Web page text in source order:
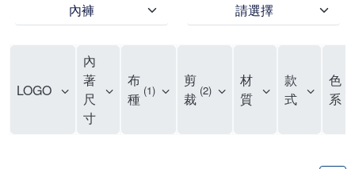
內褲 請選擇
LOGO
內
著
尺
寸
布
種 1
剪
裁 2
材
質
款
式
色
系